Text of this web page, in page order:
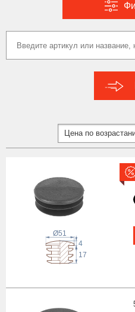
Цена по
Ø51
17
4